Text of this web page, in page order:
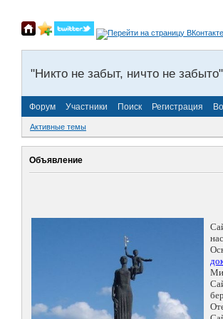
"Никто не забыт, ничто не
Форум Участники Поиск Регистрация
Активные темы
Объявление